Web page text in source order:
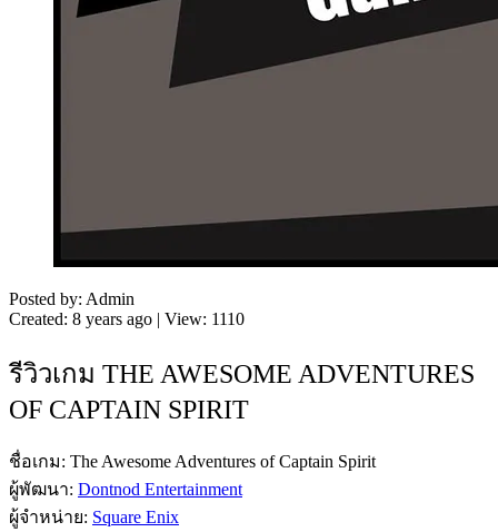
Posted by: Admin
Created: 8 years ago | View: 1110
รีวิวเกม THE AWESOME ADVENTURES
OF CAPTAIN SPIRIT
ชื่อเกม: The Awesome Adventures of Captain Spirit
ผู้พัฒนา: Dontnod Entertainment
ผู้จำหน่าย: Square Enix